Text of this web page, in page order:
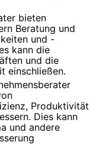
bieten
Beratung und
und -
kann die
und die
einschließen.
Produktivität
Dies kann
und andere